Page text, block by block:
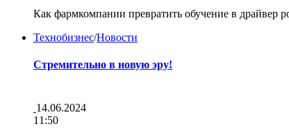
Как фармкомпании превратить обучение в драйвер
Технобизнес/Новости
Стремительно в новую эру!
14.06.2024
11:50